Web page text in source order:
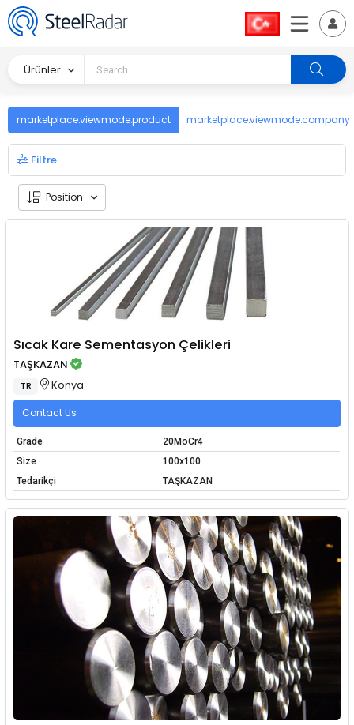
Ürünler
marketplace.viewmode.product marketplace.viewmode.company
Filtre
Position
Sıcak Kare Sementasyon Çelikleri
TAŞKAZAN
TR Konya
Contact Us
Grade
20MoCr4
Size
100x100
Tedarikçi
TAŞKAZAN